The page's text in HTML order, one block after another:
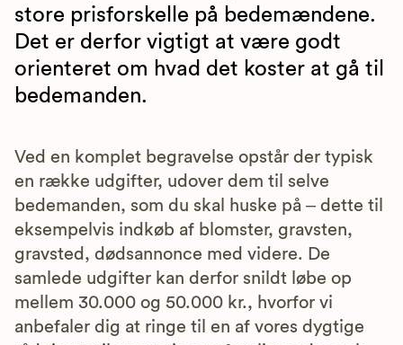
store prisforskelle på bedemændene.
Det er derfor vigtigt at være godt
orienteret om hvad det koster at gå til
bedemanden.
Ved en komplet begravelse opstår der typisk
en række udgifter, udover dem til selve
bedemanden, som du skal huske på – dette til
eksempelvis indkøb af blomster, gravsten,
gravsted, dødsannonce med videre. De
samlede udgifter kan derfor snildt løbe op
mellem 30.000 og 50.000 kr., hvorfor vi
anbefaler dig at ringe til en af vores dygtige